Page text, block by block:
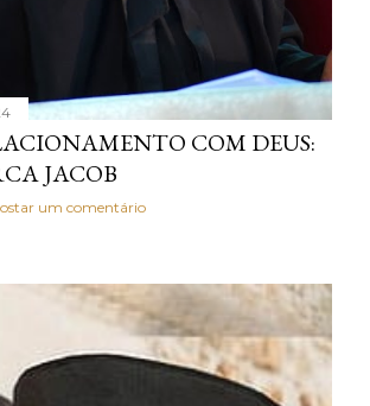
COM DEUS:
JACOB
um comentário